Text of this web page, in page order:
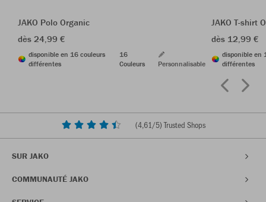
JAKO Polo Organic
dès 24,99 €
disponible en 16 couleurs
différentes
16
Couleurs
Personnalisable
JAKO T-shirt
dès 12,99 €
disponible en
différentes
(4,61/5) Trusted Shops
SUR JAKO
COMMUNAUTÉ JAKO